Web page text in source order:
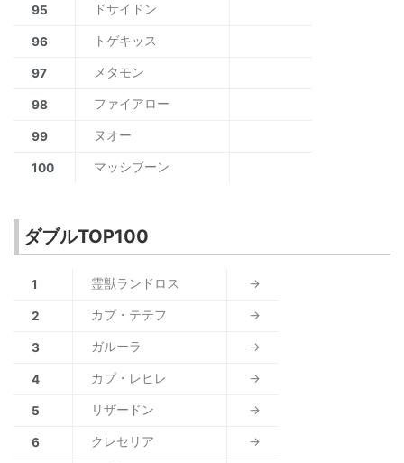
95 ドサイドン
96 トゲキッス
97 メタモン
98 ファイアロー
99 ヌオー
100 マッシブーン
ダブルTOP100
1 霊獣ランドロス →
2 カプ・テテフ →
3 ガルーラ →
4 カプ・レヒレ →
5 リザードン →
6 クレセリア →